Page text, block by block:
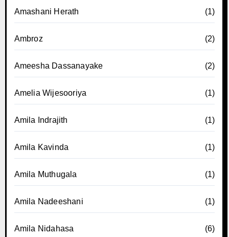
Amashani Herath (1)
Ambroz (2)
Ameesha Dassanayake (2)
Amelia Wijesooriya (1)
Amila Indrajith (1)
Amila Kavinda (1)
Amila Muthugala (1)
Amila Nadeeshani (1)
Amila Nidahasa (6)